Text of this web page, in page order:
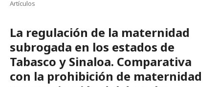
Artículos
La regulación de la maternidad
subrogada en los estados de
Tabasco y Sinaloa. Comparativa
con la prohibición de maternidad